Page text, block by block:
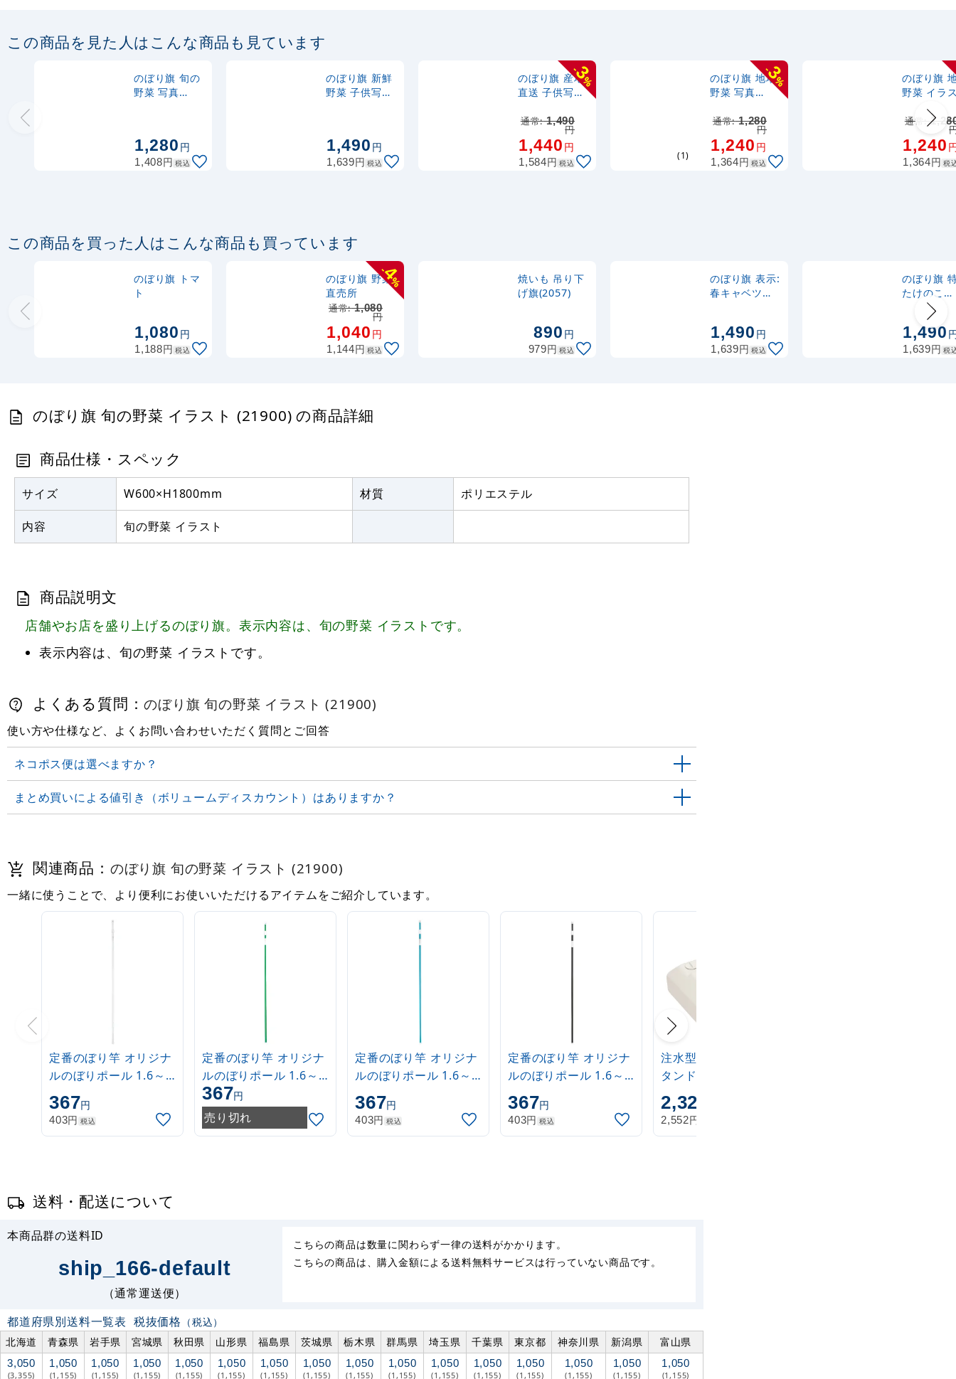
ポール 1.6～3m 伸縮式 黒
(30537BLK)
注水型マルチのぼりスタンド
この商品を見た人はこんな商品も見ています
のぼり旗 旬の
野菜 写真
1,280円
1,408円 税込
のぼり旗 新鮮
野菜 子供写真
1,490円
1,639円 税込
-
3
%
のぼり旗 産地
直送 子供写真
通常:1,490
円
1,440円
1,584円 税込
(1)
-
3
%
のぼり旗 地場
野菜 写真
通常:1,280
円
1,240円
1,364円 税込
のぼり旗
野菜 イラ
(21910)
通常:
1,240
1,364円 税
この商品を買った人はこんな商品も買っています
のぼり旗 トマ
ト
1,080円
1,188円 税込
-
4
%
のぼり旗 野菜
直売所
通常:1,080
円
1,040円
1,144円 税込
焼いも 吊り下
げ旗(2057)
890円
979円 税込
のぼり旗 表示:
春キャベツ
1,490円
1,639円 税込
のぼり旗
たけのこ
(21505)
1,490
1,639円 税
のぼり旗 旬の野菜 イラスト (21900) の商品詳細
商品仕様・スペック
サイズ W600×H1800mm 材質 ポリエステル
内容 旬の野菜 イラスト
商品説明文
店舗やお店を盛り上げるのぼり旗。表示内容は、旬の野菜 イラストです。
表示内容は、旬の野菜 イラストです。
よくある質問：のぼり旗 旬の野菜 イラスト (21900)
使い方や仕様など、よくお問い合わせいただく質問とご回答
ネコポス便は選べますか？
まとめ買いによる値引き（ボリュームディスカウント）はありますか？
関連商品： のぼり旗 旬の野菜 イラスト (21900)
一緒に使うことで、より便利にお使いいただけるアイテムをご紹介しています。
定番のぼり竿 オリジナ
ルのぼりポール 1.6～
3m 伸縮式 白
(30537***)
367円
403円 税込
定番のぼり竿 オリジナ
ルのぼりポール 1.6～
3m 伸縮式 緑
(30537GRN)
367円
売り切れ
定番のぼり竿 オリジナ
ルのぼりポール 1.6～
3m 伸縮式 水色
(30537SBL)
367円
403円 税込
定番のぼり竿 オリジナ
ルのぼりポール 1.6～
3m 伸縮式 黒
(30537BLK)
367円
403円 税込
注水型マルチのぼりス
タンド 20L
2,320
2,552円
送料・配送について
本商品群の送料ID
ship_166-default
（通常運送便）
こちらの商品は数量に関わらず一律の送料がかかります。
こちらの商品は、購入金額による送料無料サービスは行っていない商品です。
都道府県別送料一覧表 税抜価格 （税込）
北海道
青森県 岩手県 宮城県 秋田県 山形県 福島県 茨城県 栃木県 群馬県 埼玉県 千葉県 東京都 神奈川県 新潟県 富山県
3,050
(3,355)
1,050
(1,155)
1,050
(1,155)
1,050
(1,155)
1,050
(1,155)
1,050
(1,155)
1,050
(1,155)
1,050
(1,155)
1,050
(1,155)
1,050
(1,155)
1,050
(1,155)
1,050
(1,155)
1,050
(1,155)
1,050
(1,155)
1,050
(1,155)
1,050
(1,155)